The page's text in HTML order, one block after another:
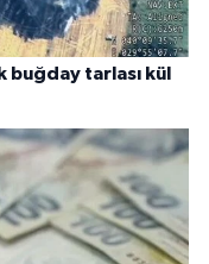
buğday tarlası kül